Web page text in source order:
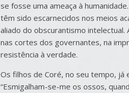
se fosse uma ameaça à
têm sido escarnecidos nos meios
aliado do obscurantismo
nas cortes dos governantes, na
resistência à verdade.
Os filhos de Coré, no seu tempo, já
“Esmigalham-se-me os ossos,